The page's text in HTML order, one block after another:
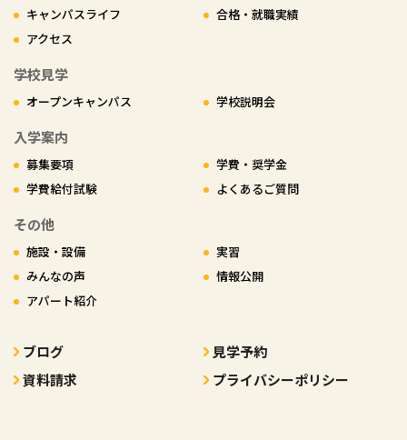
キャンパスライフ
合格・就職実績
アクセス
学校見学
オープンキャンパス 学校説明会
入学案内
募集要項
学費・奨学金
学費給付試験
よくあるご質問
その他
施設・設備
実習
みんなの声
情報公開
アパート紹介
ブログ
見学予約
資料請求
プライバシーポリシー